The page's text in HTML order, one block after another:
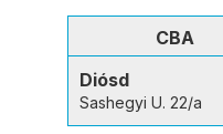
CBA
Diósd
Sashegyi U. 22/a